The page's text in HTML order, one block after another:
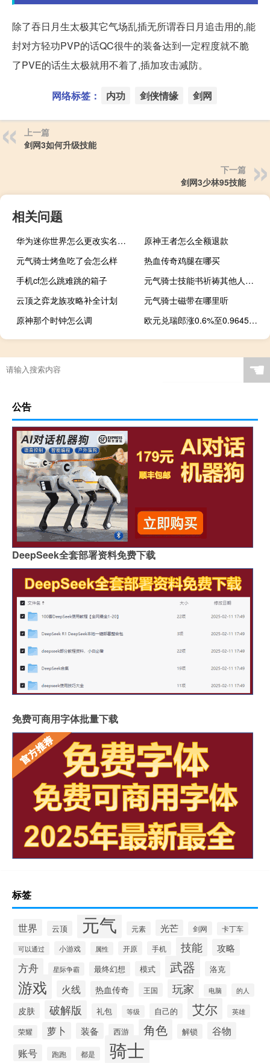
除了吞日月生太极其它气场乱插无所谓吞日月追击用的,能
封对方轻功PVP的话QC很牛的装备达到一定程度就不脆
了PVE的话生太极就用不着了,插加攻击减防。
网络标签： 内功 剑侠情缘 剑网
上一篇
剑网3如何升级技能
下一篇
剑网3少林95技能
相关问题
华为迷你世界怎么更改实名认证
原神王者怎么全额退款
元气骑士烤鱼吃了会怎么样
热血传奇鸡腿在哪买
手机cf怎么跳难跳的箱子
元气骑士技能书祈祷其他人物能用吗
云顶之弈龙族攻略补全计划
元气骑士磁带在哪里听
原神那个时钟怎么调
欧元兑瑞郎涨0.6%至0.9645此前瑞士央行维持利率不变
☚
公告
DeepSeek全套部署资料免费下载
免费可商用字体批量下载
标签
世界 云顶 元气 元素 光芒 剑网 卡丁车
可以通过 小游戏 属性 开原 手机 技能 攻略
方舟 星际争霸 最终幻想 模式 武器 洛克
游戏 火线 热血传奇 王国 玩家 电脑 的人
皮肤 破解版 礼包 等级 自己的 艾尔 英雄
荣耀 萝卜 装备 西游 角色 解锁 谷物
账号 跑跑 都是 骑士